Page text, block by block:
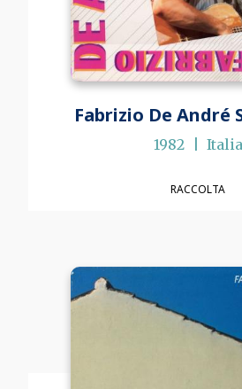
Fabrizio De André
1982 Italia
RACCOLTA